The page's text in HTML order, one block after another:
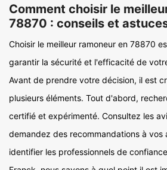
Comment choisir le
78870 : conseils et
Choisir le meilleur ramoneur en 78870
garantir la sécurité et l'efficacité de
Avant de prendre votre décision, il est
plusieurs éléments. Tout d'abord,
certifié et expérimenté. Consultez les
demandez des recommandations à vos
identifier les professionnels de